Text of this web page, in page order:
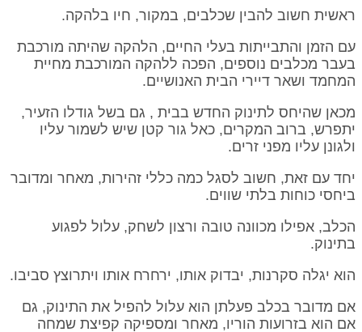
ראשית חשוב להבין שכלבים, במקור, חיו בלהקה.
עם הזמן והתבייתות בעלי החיים, הלהקה שהיתה מורכבת
בעבר מכלבים נוספים, הפכה ללהקה המורכבת מחיית
המחמד ושאר דיירי הבית האנושיים.
מכאן שהיחס לתינוק החדש בבית , גם בשל גודלו הזעיר,
יתפרש, ברוב המקרים, כאל גור קטן שיש לשמור עליו
ולגונן עליו מפני זרים.
יחד עם זאת, חשוב לסגל כמה כללי זהירות, מאחר ומדובר
ביחסי כוחות בלתי שווים.
הכלב, אפילו מכוונה טובה ורצון לשחק, עלול לפגוע
בתינוק.
הוא יגלה סקרנות, יבדוק אותו, ירחרח אותו ויתרוצץ סביבו.
אם מדובר בכלב פעלתן הוא עלול להפיל את התינוק, גם
אם הוא בזרועות הוריו, מאחר ומספיקה קפיצת שמחה